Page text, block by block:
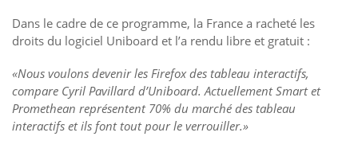
Dans le cadre de ce programme, la France a racheté les
droits du logiciel Uniboard et l’a rendu libre et gratuit :
«Nous voulons devenir les Firefox des tableau interactifs,
compare Cyril Pavillard d’Uniboard. Actuellement Smart et
Promethean représentent 70% du marché des tableau
interactifs et ils font tout pour le verrouiller.»